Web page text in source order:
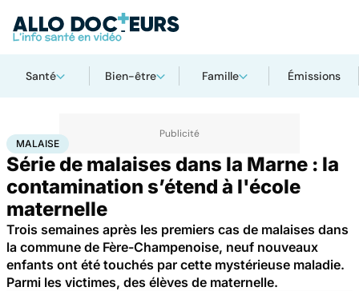
Santé Bien-être Famille Émissions
AccueilSanté
MALAISE
Série de malaises dans la Marne : la
contamination s’étend à l'école
maternelle
Trois semaines après les premiers cas de malaises dans
la commune de Fère-Champenoise, neuf nouveaux
enfants ont été touchés par cette mystérieuse maladie.
Parmi les victimes, des élèves de maternelle.